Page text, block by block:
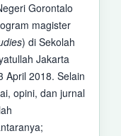
Gorontalo
magister
) di Sekolah
Jakarta
April 2018. Selain
opini, dan jurnal